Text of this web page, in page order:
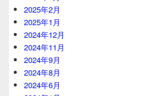
2025年2月
2025年1月
2024年12月
2024年11月
2024年9月
2024年8月
2024年6月